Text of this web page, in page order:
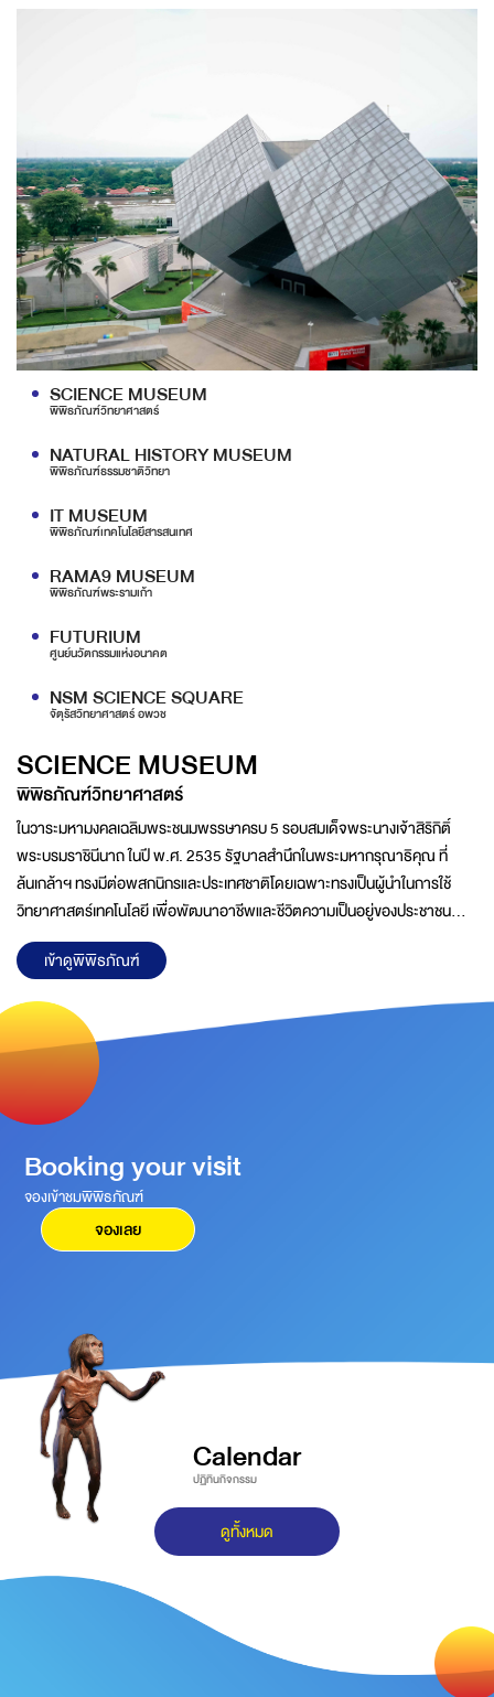
SCIENCE MUSEUM
พิพิธภัณฑ์วิทยาศาสตร์
ในวาระมหามงคลเฉลิมพระชนมพรรษาครบ 5 รอบสมเด็จพระนางเจ้าสิริกิติ์
พระบรมราชินีนาถ ในปี พ.ศ. 2535 รัฐบาลสำนึกในพระมหากรุณาธิคุณ ที่
ล้นเกล้าฯ ทรงมีต่อพสกนิกรและประเทศชาติโดยเฉพาะทรงเป็นผู้นำในการใช้
วิทยาศาสตร์เทคโนโลยี เพื่อพัฒนาอาชีพและชีวิตความเป็นอยู่ของประชาชน
ฟื้นฟูทรัพยากรธรรมชาติ และสิ่งแวดล้อมตลอดจนการอนุรักษ์ศิลปวัฒนธรรม
ของไทยในท้องถิ่นชนบทที่ห่างไกลมาอย่างต่อเนื่องด้วยความวิริยะอุตสาหะจน
การตื่นตัวด้านการวิจัยและพัฒนาทางวิทยาศาสตร์ และเทคโนโลยีในชีวิตประจำ
วัน ส่งผลต่อการยกระดับสภาพความเป็นอยู่ของประชาชน และการพัฒนา
ประเทศอย่างมีประสิทธิภาพคณะรัฐมนตรีในครั้งนั้นจึงได้ดำเนิน
เข้าดูพิพิธภัณฑ์
SCIENCE MUSEUM
พิพิธภัณฑ์วิทยาศาสตร์
NATURAL HISTORY MUSEUM
พิพิธภัณฑ์ธรรมชาติวิทยา
IT MUSEUM
พิพิธภัณฑ์เทคโนโลยีสารสนเทศ
RAMA9 MUSEUM
พิพิธภัณฑ์พระรามเก้า
FUTURIUM
ศูนย์นวัตกรรมแห่งอนาคต
NSM SCIENCE SQUARE
จัตุรัสวิทยาศาสตร์ อพวช
Booking your visit
จองเข้าชมพิพิธภัณฑ์
จองเลย
Calendar
ปฏิทินกิจกรรม
ดูทั้งหมด